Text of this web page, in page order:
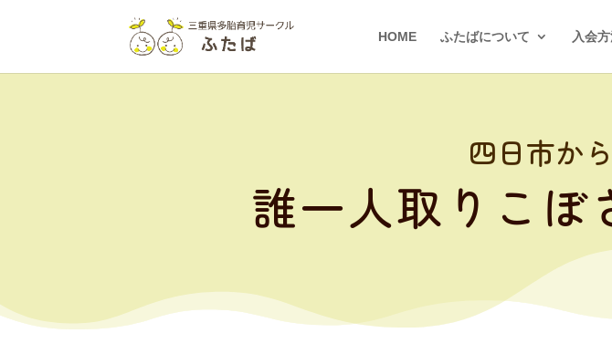
HOME ふたばについて 入会
四日市か
誰一人取りこぼ